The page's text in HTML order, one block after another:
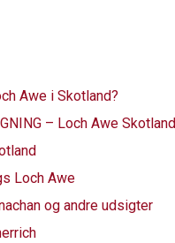
Awe i Skotland?
– Loch Awe Skotland
Loch Awe
og andre udsigter